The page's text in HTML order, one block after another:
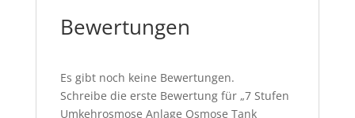
Bewertungen
Es gibt noch keine Bewertungen.
Schreibe die erste Bewertung für „7 Stufen
Umkehrosmose Anlage Osmose Tank